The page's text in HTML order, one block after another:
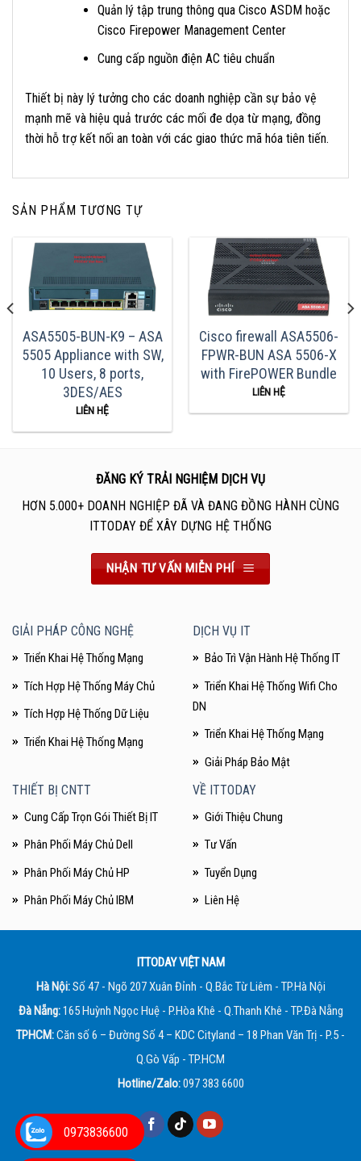
Quản lý tập trung thông qua Cisco ASDM hoặc
Cisco Firepower Management Center
Cung cấp nguồn điện AC tiêu chuẩn
Thiết bị này lý tưởng cho các doanh nghiệp cần sự bảo vệ
mạnh mẽ và hiệu quả trước các mối đe dọa từ mạng, đồng
thời hỗ trợ kết nối an toàn với các giao thức mã hóa tiên tiến.
SẢN PHẨM TƯƠNG TỰ
ASA5505-BUN-K9 – ASA
5505 Appliance with SW,
10 Users, 8 ports,
3DES/AES
LIÊN HỆ
Cisco firewall ASA5506-
FPWR-BUN ASA 5506-X
with FirePOWER Bundle
LIÊN HỆ
ĐĂNG KÝ TRẢI NGHIỆM DỊCH VỤ
HƠN 5.000+ DOANH NGHIỆP ĐÃ VÀ ĐANG ĐỒNG HÀNH CÙNG
ITTODAY ĐỂ XÂY DỰNG HỆ THỐNG
NHẬN TƯ VẤN MIỄN PHÍ
GIẢI PHÁP CÔNG NGHỆ
Triển Khai Hệ Thống Mạng
Tích Hợp Hệ Thống Máy Chủ
Tích Hợp Hệ Thống Dữ Liệu
Triển Khai Hệ Thống Mạng
DỊCH VỤ IT
Bảo Trì Vận Hành Hệ Thống IT
Triển Khai Hệ Thống Wifi Cho
DN
Triển Khai Hệ Thống Mạng
Giải Pháp Bảo Mật
THIẾT BỊ CNTT
Cung Cấp Trọn Gói Thiết Bị IT
Phân Phối Máy Chủ Dell
Phân Phối Máy Chủ HP
Phân Phối Máy Chủ IBM
VỀ ITTODAY
Giới Thiệu Chung
Tư Vấn
Tuyển Dụng
Liên Hệ
ITTODAY VIỆT NAM
Hà Nội:Số 47 - Ngõ 207 Xuân Đỉnh - Q.Bắc Từ Liêm - TP.Hà Nội
Đà Nẵng:165 Huỳnh Ngọc Huệ - P.Hòa Khê - Q.Thanh Khê - TP.Đà Nẵng
TPHCM:Căn số 6 – Đường Số 4 – KDC Cityland – 18 Phan Văn Trị - P.5 -
Q.Gò Vấp - TP.HCM
Hotline/Zalo:097 383 6600
0973836600